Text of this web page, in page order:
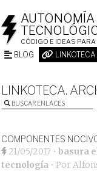
AUTONOMÍA
CÓDIGO E IDEAS
BLOG LINKOTECA
LINKOTECA.
BUSCAR ENLACES
COMPONENTES
21/05/2017 •basura
tecnología • Por